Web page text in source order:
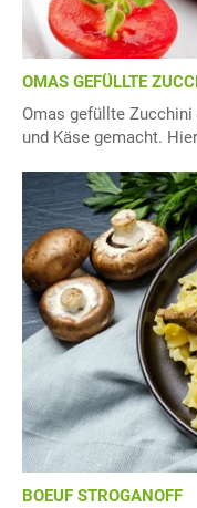
OMAS GEFÜLLTE
Omas gefüllte
und Käse gemacht.
BOEUF STROGANOFF